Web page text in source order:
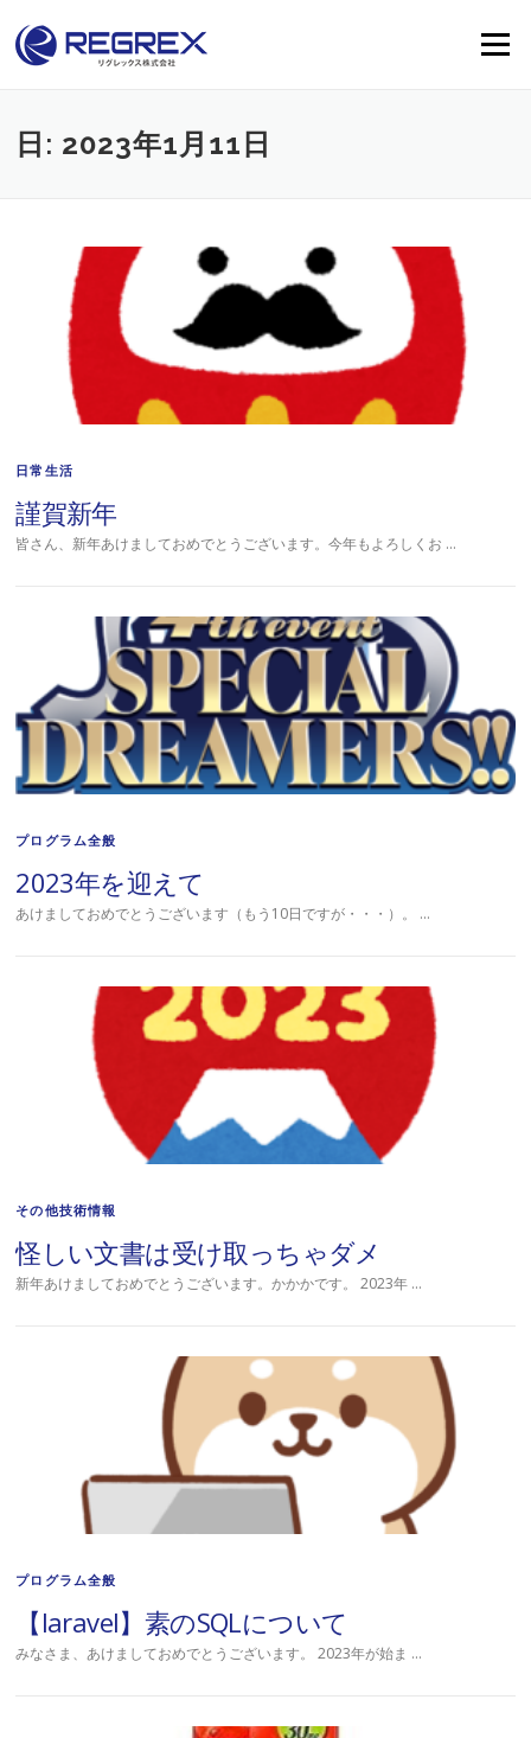
content
Menu
日: 2023年1月11日
日常生活
謹賀新年
皆さん、新年あけましておめでとうございます。今年もよろしくお …
プログラム全般
2023年を迎えて
あけましておめでとうございます（もう10日ですが・・・）。 …
その他技術情報
怪しい文書は受け取っちゃダメ
新年あけましておめでとうございます。かかかです。 2023年 …
プログラム全般
【laravel】素のSQLについて
みなさま、あけましておめでとうございます。 2023年が始ま …